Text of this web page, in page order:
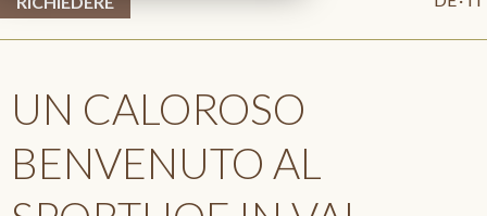
UN CALOROSO
BENVENUTO AL